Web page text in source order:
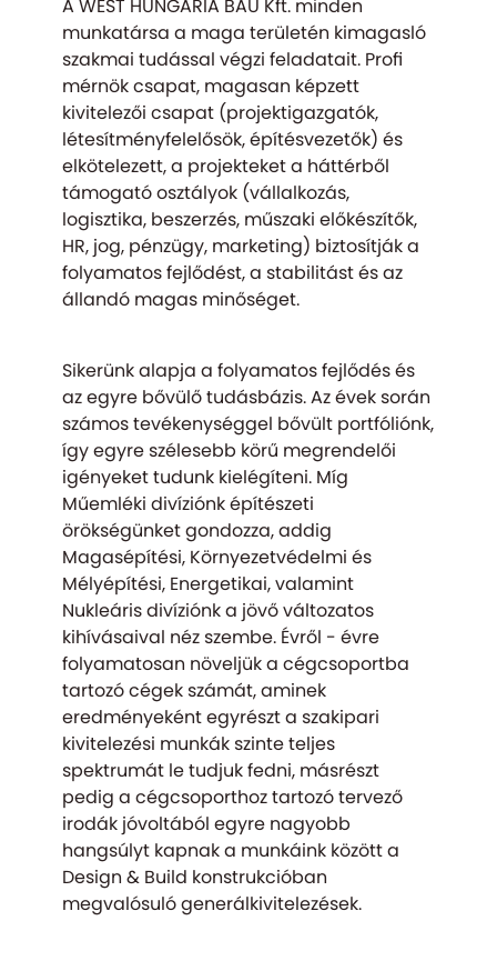
A WEST HUNGÁRIA BAU Kft. minden
munkatársa a maga területén kimagasló
szakmai tudással végzi feladatait. Profi
mérnök csapat, magasan képzett
kivitelezői csapat (projektigazgatók,
létesítményfelelősök, építésvezetők) és
elkötelezett, a projekteket a háttérből
támogató osztályok (vállalkozás,
logisztika, beszerzés, műszaki előkészítők,
HR, jog, pénzügy, marketing) biztosítják a
folyamatos fejlődést, a stabilitást és az
állandó magas minőséget.
Sikerünk alapja a folyamatos fejlődés és
az egyre bővülő tudásbázis. Az évek során
számos tevékenységgel bővült portfóliónk,
így egyre szélesebb körű megrendelői
igényeket tudunk kielégíteni. Míg
Műemléki divíziónk építészeti
örökségünket gondozza, addig
Magasépítési, Környezetvédelmi és
Mélyépítési, Energetikai, valamint
Nukleáris divíziónk a jövő változatos
kihívásaival néz szembe. Évről - évre
folyamatosan növeljük a cégcsoportba
tartozó cégek számát, aminek
eredményeként egyrészt a szakipari
kivitelezési munkák szinte teljes
spektrumát le tudjuk fedni, másrészt
pedig a cégcsoporthoz tartozó tervező
irodák jóvoltából egyre nagyobb
hangsúlyt kapnak a munkáink között a
Design & Build konstrukcióban
megvalósuló generálkivitelezések.